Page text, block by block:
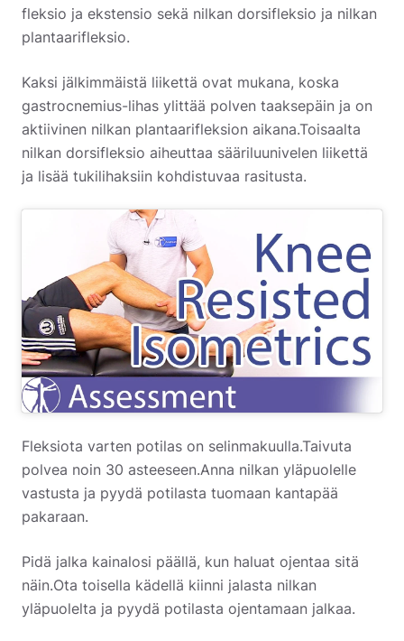
fleksio ja ekstensio sekä nilkan dorsifleksio ja nilkan
plantaarifleksio.
Kaksi jälkimmäistä liikettä ovat mukana, koska
gastrocnemius-lihas ylittää polven taaksepäin ja on
aktiivinen nilkan plantaarifleksion aikana.Toisaalta
nilkan dorsifleksio aiheuttaa sääriluunivelen liikettä
ja lisää tukilihaksiin kohdistuvaa rasitusta.
Fleksiota varten potilas on selinmakuulla.Taivuta
polvea noin 30 asteeseen.Anna nilkan yläpuolelle
vastusta ja pyydä potilasta tuomaan kantapää
pakaraan.
Pidä jalka kainalosi päällä, kun haluat ojentaa sitä
näin.Ota toisella kädellä kiinni jalasta nilkan
yläpuolelta ja pyydä potilasta ojentamaan jalkaa.